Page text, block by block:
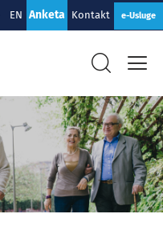
EN Anketa Kontakt e-Usluge